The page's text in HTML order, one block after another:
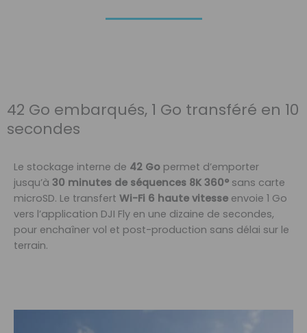
42 Go embarqués, 1 Go transféré en 10
secondes
Le stockage interne de 42 Go permet d’emporter
jusqu’à 30 minutes de séquences 8K 360° sans carte
microSD. Le transfert Wi-Fi 6 haute vitesse envoie 1 Go
vers l’application DJI Fly en une dizaine de secondes,
pour enchaîner vol et post-production sans délai sur le
terrain.